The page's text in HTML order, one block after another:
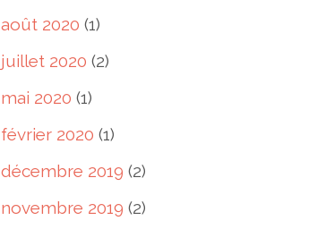
août 2020 (1)
juillet 2020 (2)
mai 2020 (1)
février 2020 (1)
décembre 2019 (2)
novembre 2019 (2)